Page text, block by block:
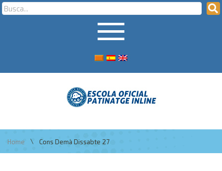
Home \ Cons Demà Dissabte 27